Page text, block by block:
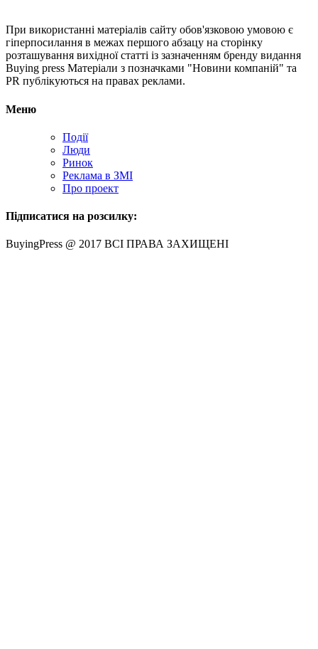
При використанні матеріалів сайту обов'язковою умовою є
гіперпосилання в межах першого абзацу на сторінку
розташування вихідної статті із зазначенням бренду видання
Buying press Матеріали з позначками "Новини компаній" та
PR публікуються на правах реклами.
Меню
Події
Люди
Ринок
Реклама в ЗМІ
Про проект
Підписатися на розсилку:
BuyingPress @ 2017 ВСІ ПРАВА ЗАХИЩЕНІ